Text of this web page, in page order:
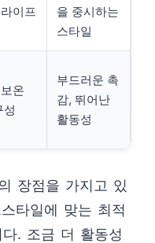
이프
을 중시하는
스타일
온
성
부드러운 촉
감, 뛰어난
활동성
장점을 가지고 있
타일에 맞는 최적
. 조금 더 활동성